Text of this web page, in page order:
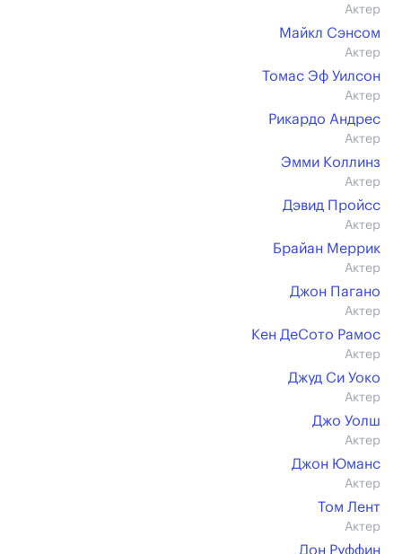
Актер
Майкл Сэнсом
Актер
Томас Эф Уилсон
Актер
Рикардо Андрес
Актер
Эмми Коллинз
Актер
Дэвид Пройсс
Актер
Брайан Меррик
Актер
Джон Пагано
Актер
Кен ДеСото Рамос
Актер
Джуд Си Уоко
Актер
Джо Уолш
Актер
Джон Юманс
Актер
Том Лент
Актер
Дон Руффин